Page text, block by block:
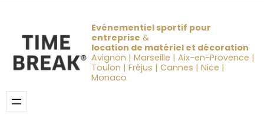
Evénementiel sportif pour
entreprise &
location de matériel et décoration
Avignon | Marseille | Aix-en-Provence |
Toulon | Fréjus | Cannes | Nice |
Monaco